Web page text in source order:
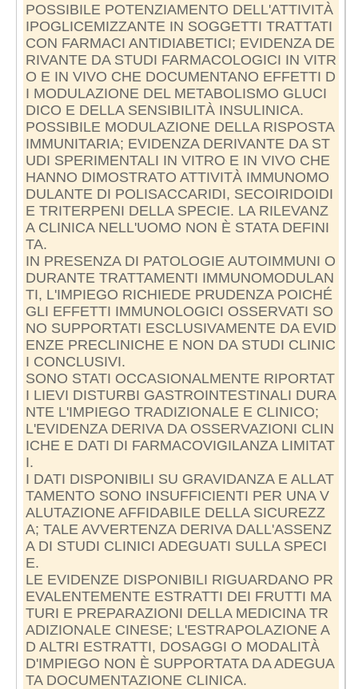
POSSIBILE POTENZIAMENTO DELL'ATTIVITÀ
IPOGLICEMIZZANTE IN SOGGETTI TRATTATI
CON FARMACI ANTIDIABETICI; EVIDENZA DE
RIVANTE DA STUDI FARMACOLOGICI IN VITR
O E IN VIVO CHE DOCUMENTANO EFFETTI D
I MODULAZIONE DEL METABOLISMO GLUCI
DICO E DELLA SENSIBILITÀ INSULINICA.
POSSIBILE MODULAZIONE DELLA RISPOSTA
IMMUNITARIA; EVIDENZA DERIVANTE DA ST
UDI SPERIMENTALI IN VITRO E IN VIVO CHE
HANNO DIMOSTRATO ATTIVITÀ IMMUNOMO
DULANTE DI POLISACCARIDI, SECOIRIDOIDI
E TRITERPENI DELLA SPECIE. LA RILEVANZ
A CLINICA NELL'UOMO NON È STATA DEFINI
TA.
IN PRESENZA DI PATOLOGIE AUTOIMMUNI O
DURANTE TRATTAMENTI IMMUNOMODULAN
TI, L'IMPIEGO RICHIEDE PRUDENZA POICHÉ
GLI EFFETTI IMMUNOLOGICI OSSERVATI SO
NO SUPPORTATI ESCLUSIVAMENTE DA EVID
ENZE PRECLINICHE E NON DA STUDI CLINIC
I CONCLUSIVI.
SONO STATI OCCASIONALMENTE RIPORTAT
I LIEVI DISTURBI GASTROINTESTINALI DURA
NTE L'IMPIEGO TRADIZIONALE E CLINICO;
L'EVIDENZA DERIVA DA OSSERVAZIONI CLIN
ICHE E DATI DI FARMACOVIGILANZA LIMITAT
I.
I DATI DISPONIBILI SU GRAVIDANZA E ALLAT
TAMENTO SONO INSUFFICIENTI PER UNA V
ALUTAZIONE AFFIDABILE DELLA SICUREZZ
A; TALE AVVERTENZA DERIVA DALL'ASSENZ
A DI STUDI CLINICI ADEGUATI SULLA SPECI
E.
LE EVIDENZE DISPONIBILI RIGUARDANO PR
EVALENTEMENTE ESTRATTI DEI FRUTTI MA
TURI E PREPARAZIONI DELLA MEDICINA TR
ADIZIONALE CINESE; L'ESTRAPOLAZIONE A
D ALTRI ESTRATTI, DOSAGGI O MODALITÀ
D'IMPIEGO NON È SUPPORTATA DA ADEGUA
TA DOCUMENTAZIONE CLINICA.